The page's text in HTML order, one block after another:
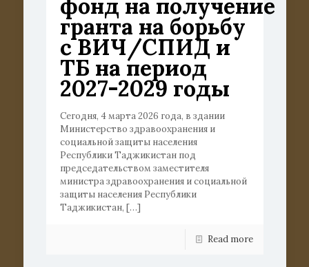
фонд на получение
гранта на борьбу
с ВИЧ/СПИД и
ТБ на период
2027-2029 годы
Сегодня, 4 марта 2026 года, в здании
Министерство здравоохранения и
социальной защиты населения
Республики Таджикистан под
председательством заместителя
министра здравоохранения и социальной
защиты населения Республики
Таджикистан, […]
Read more